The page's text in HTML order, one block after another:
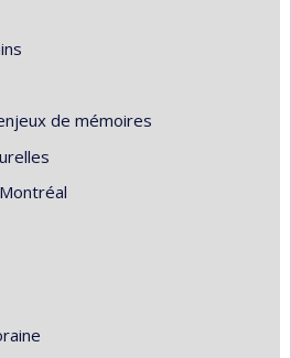
de mémoires